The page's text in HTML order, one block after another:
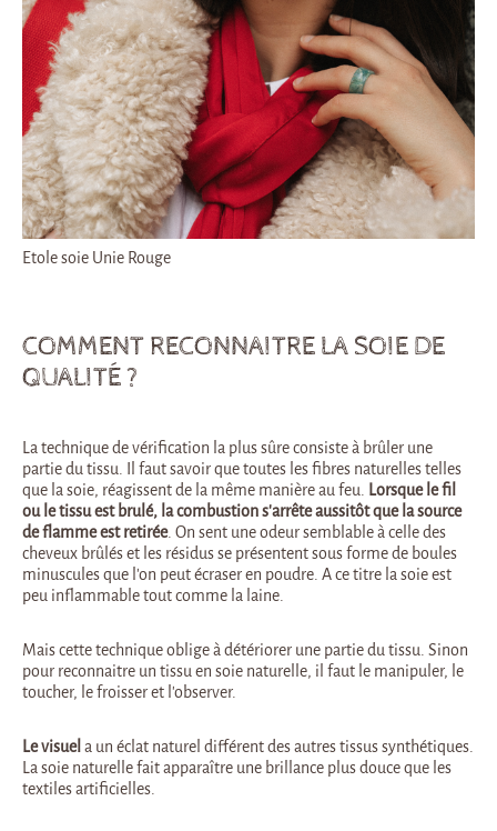
Etole soie Unie Rouge
COMMENT RECONNAITRE LA SOIE DE
QUALITÉ ?
La technique de vérification la plus sûre consiste à brûler une
partie du tissu. Il faut savoir que toutes les fibres naturelles telles
que la soie, réagissent de la même manière au feu. Lorsque le fil
ou le tissu est brulé, la combustion s’arrête aussitôt que la source
de flamme est retirée. On sent une odeur semblable à celle des
cheveux brûlés et les résidus se présentent sous forme de boules
minuscules que l’on peut écraser en poudre. A ce titre la soie est
peu inflammable tout comme la laine.
Mais cette technique oblige à détériorer une partie du tissu. Sinon
pour reconnaitre un tissu en soie naturelle, il faut le manipuler, le
toucher, le froisser et l’observer.
Le visuel a un éclat naturel différent des autres tissus synthétiques.
La soie naturelle fait apparaître une brillance plus douce que les
textiles artificielles.